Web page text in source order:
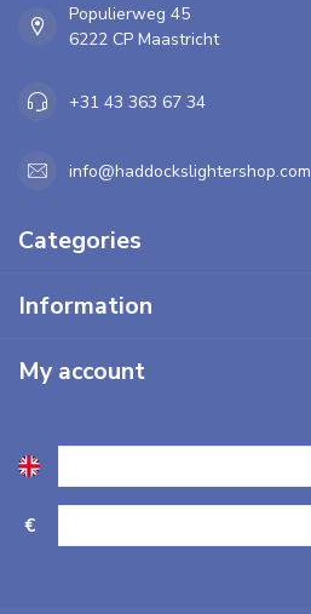
Populierweg 45
6222 CP Maastricht
+31 43 363 67 34
info@haddockslightershop.com
Categories
Information
My account
€